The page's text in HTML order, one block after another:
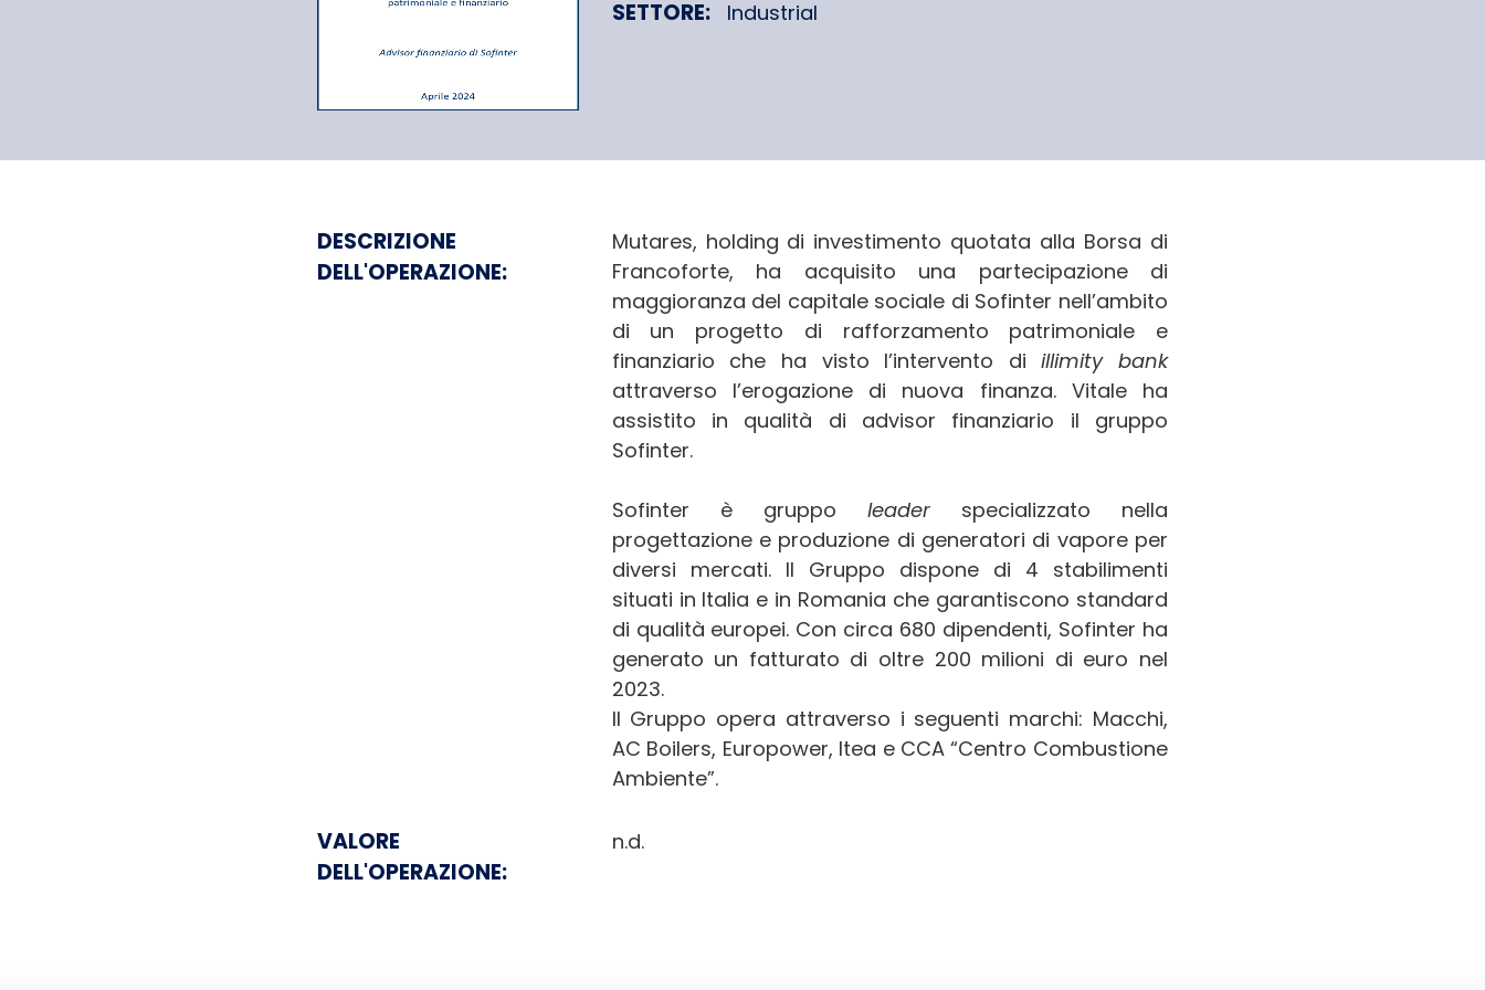
SETTORE: Industrial
DESCRIZIONE
DELL'OPERAZIONE:
Mutares, holding di investimento quotata alla Borsa di
Francoforte, ha acquisito una partecipazione di
maggioranza del capitale sociale di Sofinter nell’ambito
di un progetto di rafforzamento patrimoniale e
finanziario che ha visto l’intervento diillimity bank
attraverso l’erogazione di nuova finanza. Vitale ha
assistito in qualità di advisor finanziario il gruppo
Sofinter.
Sofinter è gruppo leader specializzato nella
progettazione e produzione di generatori di vapore per
diversi mercati. Il Gruppo dispone di 4 stabilimenti
situati in Italia e in Romania che garantiscono standard
di qualità europei. Con circa 680 dipendenti, Sofinter ha
generato un fatturato di oltre 200 milioni di euro nel
2023.
Il Gruppo opera attraverso i seguenti marchi: Macchi,
AC Boilers, Europower, Itea e CCA “Centro Combustione
Ambiente”.
VALORE
DELL'OPERAZIONE:
n.d.